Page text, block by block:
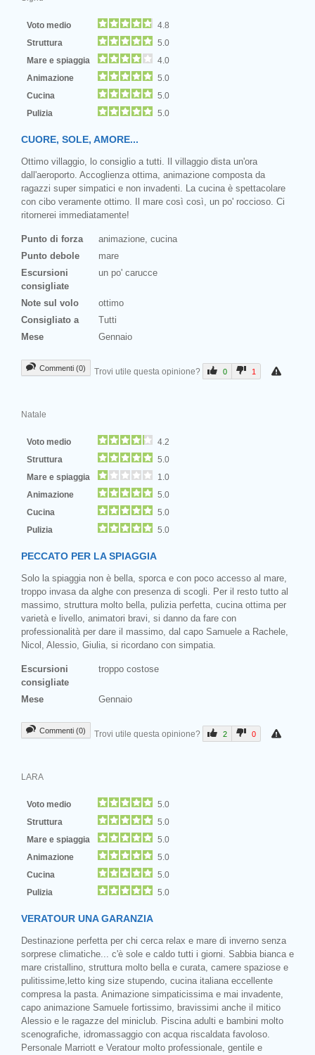
Voto medio
4.8
Struttura
5.0
Mare e spiaggia
4.0
Animazione
5.0
Cucina
5.0
Pulizia
5.0
CUORE, SOLE, AMORE...
Ottimo villaggio, lo consiglio a tutti. Il villaggio dista un'ora
dall'aeroporto. Accoglienza ottima, animazione composta da
ragazzi super simpatici e non invadenti. La cucina è spettacolare
con cibo veramente ottimo. Il mare così così, un po' roccioso. Ci
ritornerei immediatamente!
Punto di forza
animazione, cucina
Punto debole
mare
Escursioni
consigliate
un po' carucce
Note sul volo
ottimo
Consigliato a
Tutti
Mese
Gennaio
Commenti (0) Trovi utile questa opinione? 0 1
Natale
Voto medio
4.2
Struttura
5.0
Mare e spiaggia
1.0
Animazione
5.0
Cucina
5.0
Pulizia
5.0
PECCATO PER LA SPIAGGIA
Solo la spiaggia non è bella, sporca e con poco accesso al mare,
troppo invasa da alghe con presenza di scogli. Per il resto tutto al
massimo, struttura molto bella, pulizia perfetta, cucina ottima per
varietà e livello, animatori bravi, si danno da fare con
professionalità per dare il massimo, dal capo Samuele a Rachele,
Nicol, Alessio, Giulia, si ricordano con simpatia.
Escursioni
consigliate
troppo costose
Mese Gennaio
Commenti (0) Trovi utile questa opinione? 2 0
LARA
Voto medio
5.0
Struttura
5.0
Mare e spiaggia
5.0
Animazione
5.0
Cucina
5.0
Pulizia
5.0
VERATOUR UNA GARANZIA
Destinazione perfetta per chi cerca relax e mare di inverno senza
sorprese climatiche... c'è sole e caldo tutti i giorni. Sabbia bianca e
mare cristallino, struttura molto bella e curata, camere spaziose e
pulitissime,letto king size stupendo, cucina italiana eccellente
compresa la pasta. Animazione simpaticissima e mai invadente,
capo animazione Samuele fortissimo, bravissimi anche il mitico
Alessio e le ragazze del miniclub. Piscina adulti e bambini molto
scenografiche, idromassaggio con acqua riscaldata favoloso.
Personale Marriott e Veratour molto professionale, gentile e